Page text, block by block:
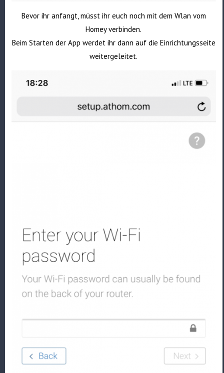
Bevor ihr anfangt, müsst ihr euch noch mit dem Wlan vom
Homey verbinden.
Beim Starten der App werdet ihr dann auf die Einrichtungsseite
weitergeleitet.